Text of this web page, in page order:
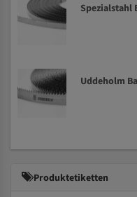
Spezialstahl
Uddeholm
Produktetiketten